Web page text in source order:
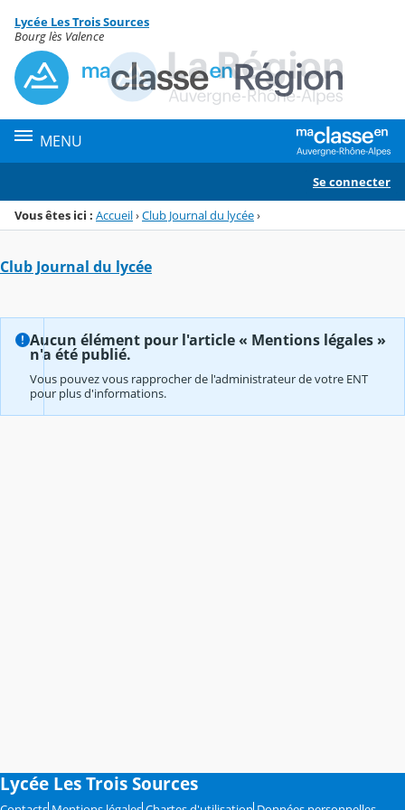
Menu de la rubrique
Contenu
Lycée Les Trois Sources
Bourg lès Valence
MENU
Se connecter
Vous êtes ici : Accueil›Club Journal du lycée›
Club Journal du lycée
Aucun élément pour l'article « Mentions légales »
n'a été publié.
Vous pouvez vous rapprocher de l'administrateur de votre ENT
pour plus d'informations.
Lycée Les Trois Sources